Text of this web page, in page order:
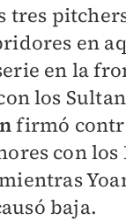
tres
en
en la
los
firmó
con los
baja.